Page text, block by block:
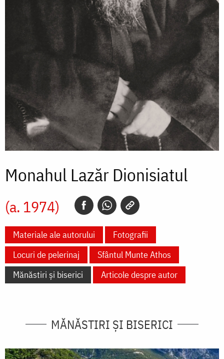
Monahul Lazăr Dionisiatul
(a. 1974)
Materiale ale autorului
Fotografii
Locuri de pelerinaj
Sfântul Munte Athos
Mănăstiri și biserici
Articole despre autor
MĂNĂSTIRI ȘI BISERICI